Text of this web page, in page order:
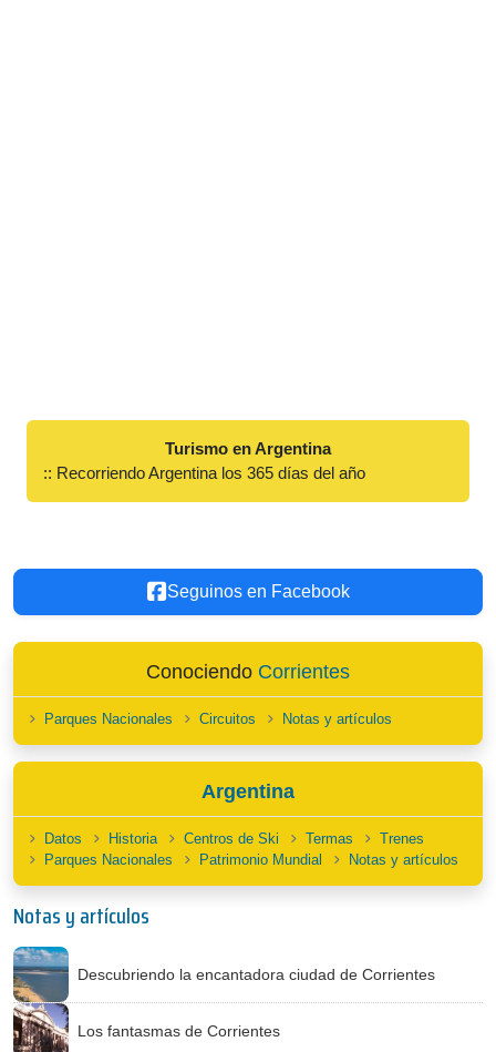
Turismo en Argentina
:: Recorriendo Argentina los 365 días del año
Seguinos en Facebook
Conociendo Corrientes
Parques Nacionales Circuitos Notas y artículos
Argentina
Datos Historia Centros de Ski Termas
Trenes
Parques Nacionales
Patrimonio Mundial Notas y artículos
Notas y artículos
Descubriendo la encantadora ciudad de Corrientes
Los fantasmas de Corrientes